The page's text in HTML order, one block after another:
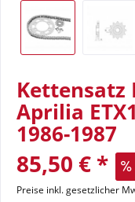
Kettensatz
Aprilia
1986-1987
85,50 € *
Preise inkl. gesetzlicher